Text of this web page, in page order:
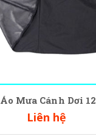
Áo Mưa Cánh Dơi 12
Liên hệ